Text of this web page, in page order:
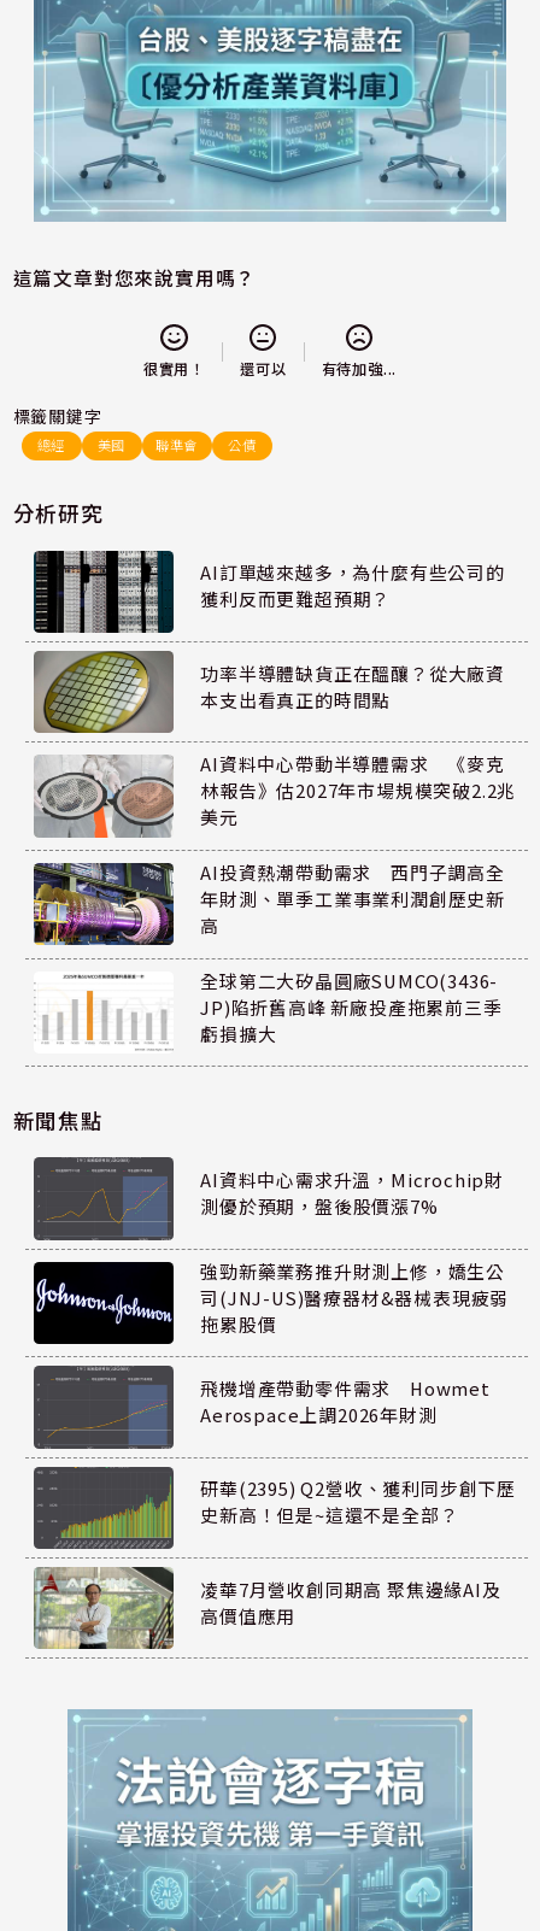
這篇文章對您來說實用嗎？
很實用！ 還可以 有待加強...
標籤關鍵字
總經 美國 聯準會 公債
分析研究
AI訂單越來越多，為什麼有些公司的
獲利反而更難超預期？
功率半導體缺貨正在醞釀？從大廠資
本支出看真正的時間點
AI資料中心帶動半導體需求 《麥克
林報告》估2027年市場規模突破2.2兆
美元
AI投資熱潮帶動需求 西門子調高全
年財測、單季工業事業利潤創歷史新
高
全球第二大矽晶圓廠SUMCO(3436-
JP)陷折舊高峰 新廠投產拖累前三季
虧損擴大
新聞焦點
AI資料中心需求升溫，Microchip財
測優於預期，盤後股價漲7%
強勁新藥業務推升財測上修，嬌生公
司(JNJ-US)醫療器材&器械表現疲弱
拖累股價
飛機增產帶動零件需求 Howmet
Aerospace上調2026年財測
研華(2395) Q2營收、獲利同步創下歷
史新高！但是~這還不是全部？
凌華7月營收創同期高 聚焦邊緣AI及
高價值應用